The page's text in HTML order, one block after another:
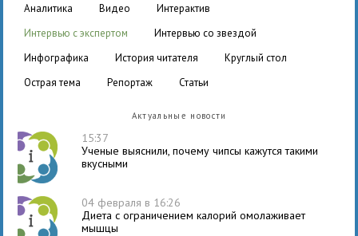
аналитика видео
интерактив
интервью с экспертом
интервью со звездой
инфографика
история читателя
круглый стол
острая тема
репортаж статьи
Актуальные новости
15:37
Ученые выяснили, почему чипсы кажутся такими
вкусными
04 февраля в 16:26
Диета с ограничением калорий омолаживает
мышцы